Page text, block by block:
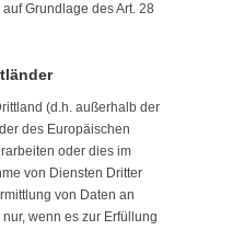
Grundlage des Art. 28
(d.h. außerhalb der
des Europäischen
oder dies im
von Diensten Dritter
von Daten an
wenn es zur Erfüllung